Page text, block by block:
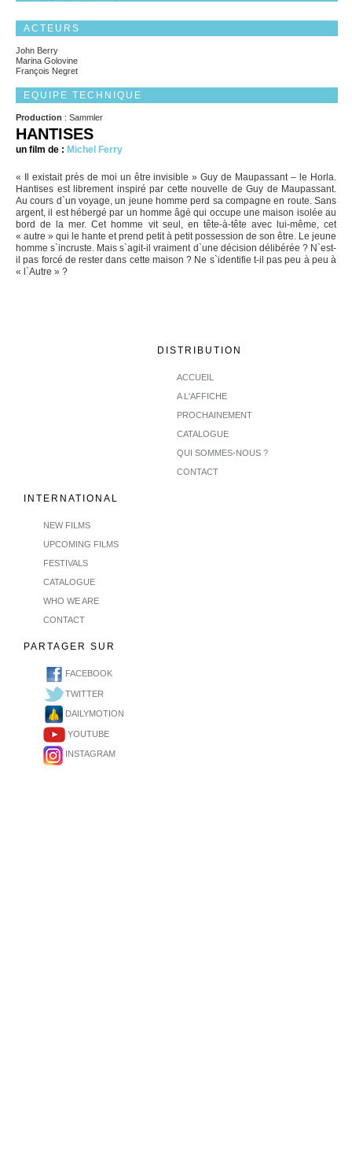
ACTEURS
John Berry
Marina Golovine
François Negret
EQUIPE TECHNIQUE
Production : Sammler
HANTISES
un film de : Michel Ferry
« Il existait près de moi un être invisible » Guy de Maupassant – le Horla.
Hantises est librement inspiré par cette nouvelle de Guy de Maupassant.
Au cours d`un voyage, un jeune homme perd sa compagne en route. Sans
argent, il est hébergé par un homme âgé qui occupe une maison isolée au
bord de la mer. Cet homme vit seul, en tête-à-tête avec lui-même, cet
« autre » qui le hante et prend petit à petit possession de son être. Le jeune
homme s`incruste. Mais s`agit-il vraiment d`une décision délibérée ? N`est-
il pas forcé de rester dans cette maison ? Ne s`identifie t-il pas peu à peu à
« l`Autre » ?
DISTRIBUTION
ACCUEIL
A L'AFFICHE
PROCHAINEMENT
CATALOGUE
QUI SOMMES-NOUS ?
CONTACT
INTERNATIONAL
NEW FILMS
UPCOMING FILMS
FESTIVALS
CATALOGUE
WHO WE ARE
CONTACT
PARTAGER SUR
FACEBOOK
TWITTER
DAILYMOTION
YOUTUBE
INSTAGRAM